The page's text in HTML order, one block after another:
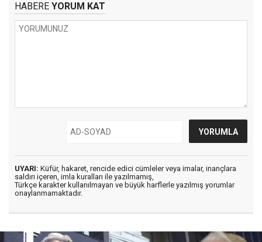
HABERE YORUM KAT
UYARI: Küfür, hakaret, rencide edici cümleler veya imalar, inançlara
saldırı içeren, imla kuralları ile yazılmamış,
Türkçe karakter kullanılmayan ve büyük harflerle yazılmış yorumlar
onaylanmamaktadır.